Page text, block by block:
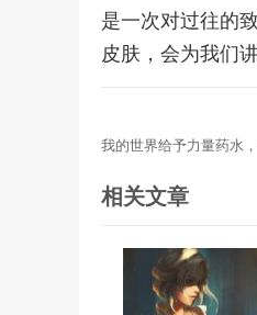
是一次对过往的
皮肤，会为我们
我的世界给予力量药水
相关文章